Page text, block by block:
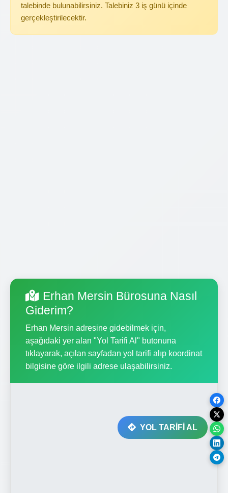
talebinde bulunabilirsiniz. Talebiniz 3 iş günü içinde
gerçekleştirilecektir.
Erhan Mersin Bürosuna Nasıl
Giderim?
Erhan Mersin adresine gidebilmek için,
aşağıdaki yer alan "Yol Tarifi Al" butonuna
tıklayarak, açılan sayfadan yol tarifi alıp koordinat
bilgisine göre ilgili adrese ulaşabilirsiniz.
YOL TARİFİ AL